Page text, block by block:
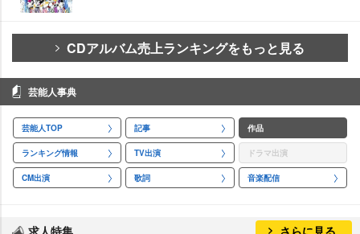
CDアルバム売上ランキングをもっと見る
芸能人事典
芸能人TOP 記事 作品
ランキング情報 TV出演 ドラマ出演
CM出演 歌詞 音楽配信
求人特集 さらに見る